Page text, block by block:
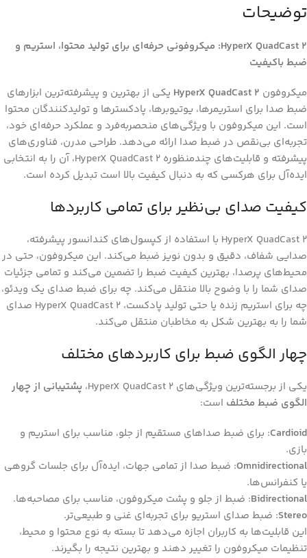
توضیحات
HyperX QuadCast 2: میکروفونی حرفه‌ای برای تولید محتوا، استریم و
ضبط باکیفیت
میکروفون HyperX QuadCast 2 یکی از بهترین و پیشرفته‌ترین ابزارهای
ضبط صدا برای استریمرها، یوتیوبرها، پادکسترها و تولیدکنندگان محتوا
است. این میکروفون با ویژگی‌های منحصربه‌فرد و عملکرد حرفه‌ای خود،
تجربه‌ای بی‌نقص در ضبط صدا ارائه می‌دهد. طراحی مدرن، فناوری‌های
پیشرفته و قابلیت‌های چندمنظوره HyperX QuadCast 2، آن را به انتخابی
ایده‌آل برای هرکسی که به دنبال کیفیت بالا است تبدیل کرده است.
کیفیت صدای بی‌نظیر برای تمامی کاربردها
HyperX QuadCast 2 با استفاده از کپسول‌های کندانسور پیشرفته،
صدایی شفاف، دقیق و بدون نویز ضبط می‌کند. این میکروفون، حتی در
محیط‌های پرصدا، بهترین کیفیت ضبط را تضمین می‌کند و تمامی جزئیات
صدای شما را با وضوح بالا منتقل می‌کند. چه برای ضبط صدای یک ویدئو،
چه برای استریم زنده یا حتی تولید پادکست، HyperX QuadCast 2 صدای
شما را به بهترین شکل به مخاطبان منتقل می‌کند.
چهار الگوی ضبط برای کاربردهای مختلف
یکی از برجسته‌ترین ویژگی‌های HyperX QuadCast 2،
پشتیبانی از چهار
الگوی ضبط مختلف است:
Cardioid: برای ضبط صداهای مستقیم از جلو، مناسب برای استریم و
بازی.
Omnidirectional: ضبط صدا از تمامی جهات، ایده‌آل برای جلسات گروهی
یا کنفرانس‌ها.
Bidirectional: ضبط از جلو و پشت میکروفون، مناسب برای مصاحبه‌ها.
Stereo: ضبط صدای استریو برای تجربه‌ای غنی و طبیعی‌تر.
این قابلیت‌ها به کاربران اجازه می‌دهد تا بسته به نوع محتوا و محیط،
تنظیمات میکروفون را تغییر دهند و بهترین نتیجه را بگیرند.